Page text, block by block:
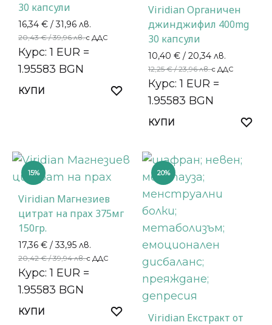
30 капсули
16,34 € / 31,96 лв.
20,43€/ 39,96 лв.с ДДС
Курс: 1 EUR =
1.95583 BGN
КУПИ
Viridian Органичен
джинджифил 400mg
30 капсули
10,40 € / 20,34 лв.
12,25€/ 23,96 лв.с ДДС
Курс: 1 EUR =
1.95583 BGN
КУПИ
15%
Viridian Магнезиев
цитрат на прах 375мг
150гр.
17,36 € / 33,95 лв.
20,42€/ 39,94 лв.с ДДС
Курс: 1 EUR =
1.95583 BGN
КУПИ
20%
Viridian Екстракт от